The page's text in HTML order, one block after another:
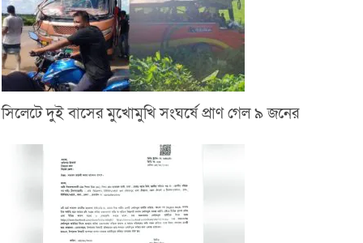
সিলেটে দুই বাসের মুখোমুখি সংঘর্ষে প্রাণ গেল ৯ জনের